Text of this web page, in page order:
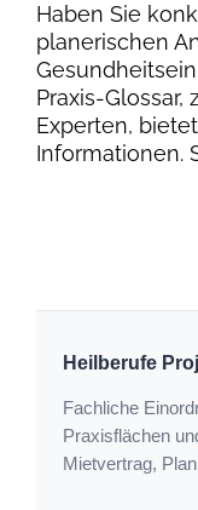
Haben Sie
planerischen
Praxis-
Experten,
Informationen.
Heilberufe
Fachliche
Praxisflächen
Mietvertrag,